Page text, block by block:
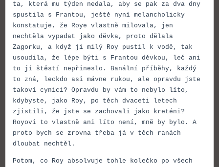
ta, která mu týden nedala, aby se pak za dva dny
spustila s Frantou, ještě nyní melancholicky
konstatuje, že Roye vlastně milovala, jen
nechtěla vypadat jako děvka, proto dělala
Zagorku, a když ji milý Roy pustil k vodě, tak
usoudila, že lépe býti s Frantou děvkou, leč ani
to jí štěstí nepřineslo. Banální příběhy, každý
to zná, leckdo asi mávne rukou, ale opravdu jste
takoví cynici? Opravdu by vám to nebylo líto,
kdybyste, jako Roy, po těch dvaceti letech
zjistili, že jste se zachovali jako kreténi?
Royovi to vlastně ani líto není, mně by bylo. A
proto bych se zrovna třeba já v těch ranách
dloubat nechtěl.
Potom, co Roy absolvuje tohle kolečko po všech